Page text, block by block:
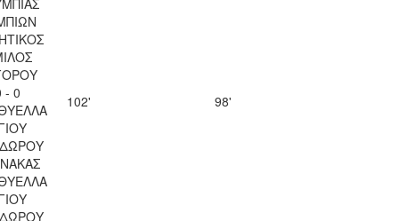
- 0
102' 98'